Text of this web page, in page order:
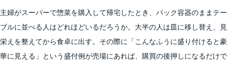
主婦がスーパーで惣菜を購入して帰宅したとき、パック容器のままテー
ブルに並べる人はどれほどいるだろうか。大半の人は皿に移し替え、見
栄えを整えてから食卓に出す。その際に「こんなふうに盛り付けると豪
華に見える」という盛付例が売場にあれば、購買の後押しになるだけで